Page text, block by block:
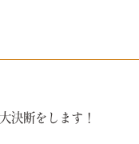
決断をします！